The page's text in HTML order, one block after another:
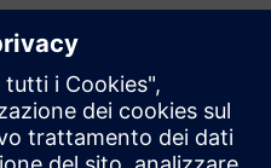
potenziali
ottimizzate attraverso
e immersivo
alternative efficaci